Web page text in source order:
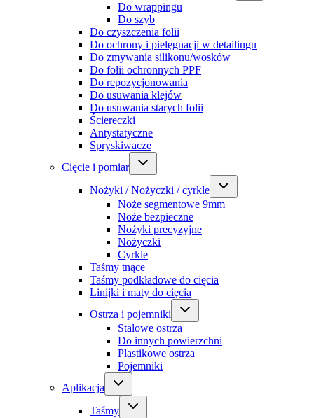
Do wrappingu
Do szyb
Do czyszczenia folii
Do ochrony i pielęgnacji w detailingu
Do zmywania silikonu/wosków
Do folii ochronnych PPF
Do repozycjonowania
Do usuwania klejów
Do usuwania starych folii
Ściereczki
Antystatyczne
Spryskiwacze
Cięcie i pomiar
Nożyki / Nożyczki / cyrkle
Noże segmentowe 9mm
Noże bezpieczne
Nożyki precyzyjne
Nożyczki
Cyrkle
Taśmy tnące
Taśmy podkładowe do cięcia
Linijki i maty do cięcia
Ostrza i pojemniki
Stalowe ostrza
Do innych powierzchni
Plastikowe ostrza
Pojemniki
Aplikacja
Taśmy